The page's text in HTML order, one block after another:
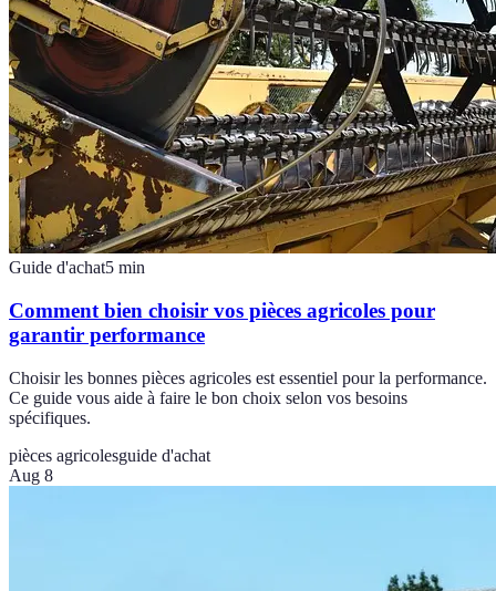
Guide d'achat5 min
Comment bien choisir vos pièces agricoles pour
garantir performance
Choisir les bonnes pièces agricoles est essentiel pour la performance.
Ce guide vous aide à faire le bon choix selon vos besoins
spécifiques.
pièces agricolesguide d'achat
Aug 8